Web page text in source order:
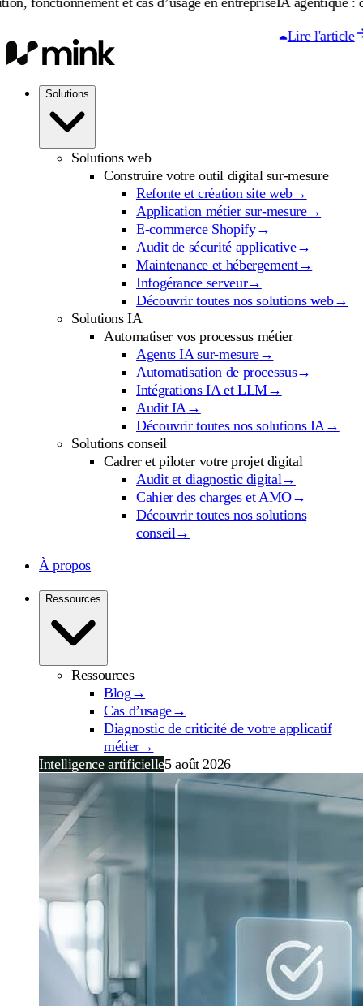
Lire l'article
Solutions
Solutions web
Construire votre outil digital sur-mesure
Refonte et création site web→
Application métier sur-mesure→
E-commerce Shopify→
Audit de sécurité applicative→
Maintenance et hébergement→
Infogérance serveur→
Découvrir toutes nos solutions web→
Solutions IA
Automatiser vos processus métier
Agents IA sur-mesure→
Automatisation de processus→
Intégrations IA et LLM→
Audit IA→
Découvrir toutes nos solutions IA→
Solutions conseil
Cadrer et piloter votre projet digital
Audit et diagnostic digital→
Cahier des charges et AMO→
Découvrir toutes nos solutions
conseil→
À propos
Ressources
Ressources
Blog →
Cas d’usage→
Diagnostic de criticité de votre applicatif
métier→
Intelligence artificielle5 août 2026